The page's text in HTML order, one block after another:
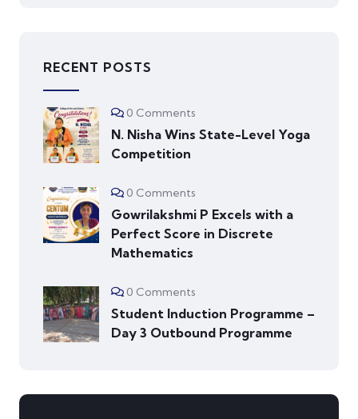
RECENT POSTS
0 Comments
N. Nisha Wins State-Level Yoga
Competition
0 Comments
Gowrilakshmi P Excels with a
Perfect Score in Discrete
Mathematics
0 Comments
Student Induction Programme –
Day 3 Outbound Programme